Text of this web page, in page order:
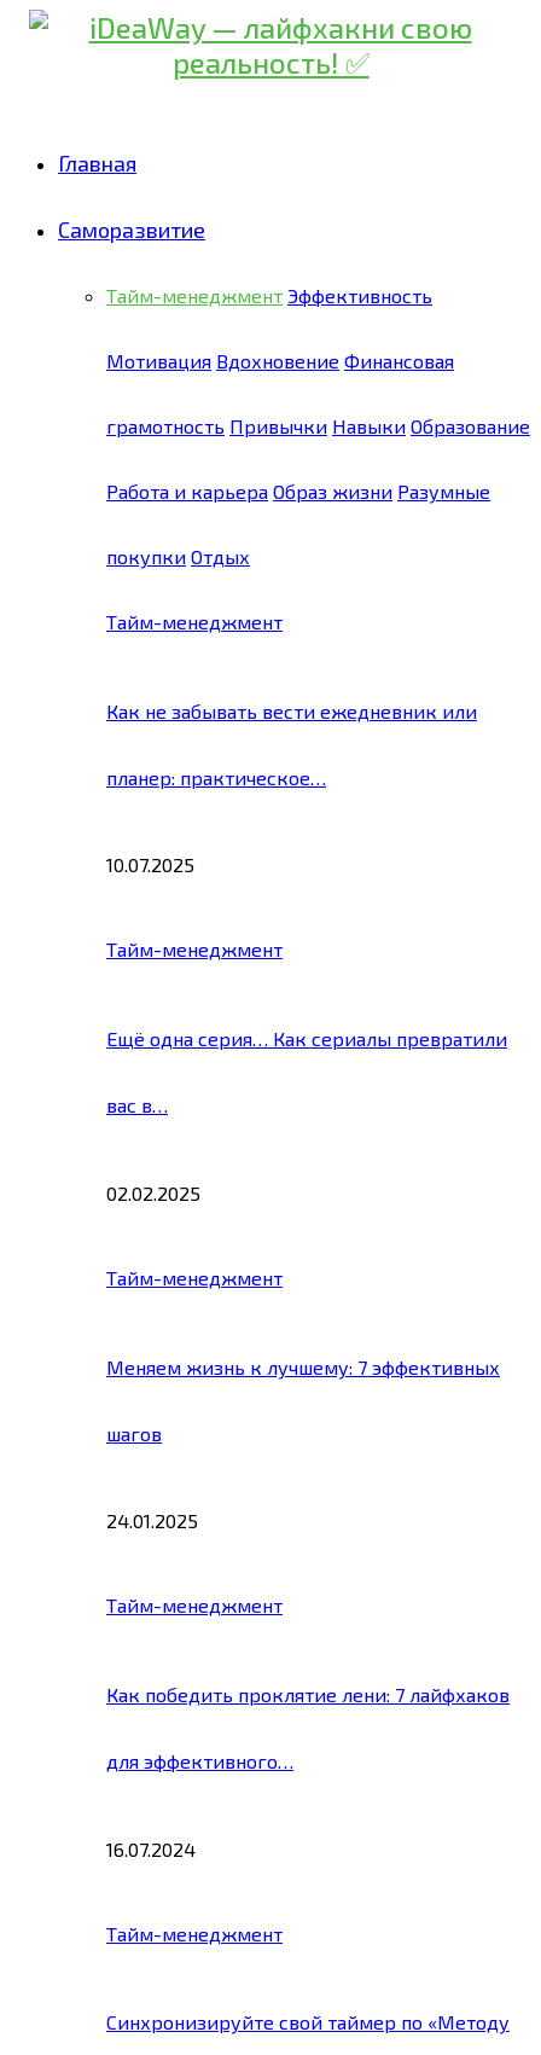
Главная
Саморазвитие
Тайм-менеджмент Эффективность
Мотивация Вдохновение Финансовая
грамотность Привычки Навыки Образование
Работа и карьера Образ жизни Разумные
покупки Отдых
Тайм-менеджмент
Как не забывать вести ежедневник или
планер: практическое…
10.07.2025
Тайм-менеджмент
Ещё одна серия… Как сериалы превратили
вас в…
02.02.2025
Тайм-менеджмент
Меняем жизнь к лучшему: 7 эффективных
шагов
24.01.2025
Тайм-менеджмент
Как победить проклятие лени: 7 лайфхаков
для эффективного…
16.07.2024
Тайм-менеджмент
Синхронизируйте свой таймер по «Методу